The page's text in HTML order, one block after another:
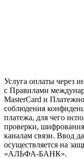
Услуга оплаты через
с Правилами
MasterCard и
соблюдения
платежа, для чего
проверки,
каналам связи. Ввод
осуществляется на
«АЛЬФА-БАНК».